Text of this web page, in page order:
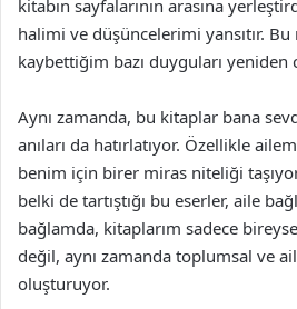
kitabın sayfalarının arasına
halimi ve düşüncelerimi yansıtır.
kaybettiğim bazı duyguları yeniden
Aynı zamanda, bu kitaplar bana
anıları da hatırlatıyor. Özellikle
benim için birer miras niteliği
belki de tartıştığı bu eserler, aile
bağlamda, kitaplarım sadece
değil, aynı zamanda toplumsal ve
oluşturuyor.